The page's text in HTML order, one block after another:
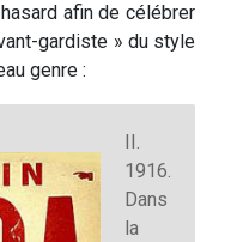
afin de célébrer
gardiste » du style
genre :
II.
1916.
Dans
la